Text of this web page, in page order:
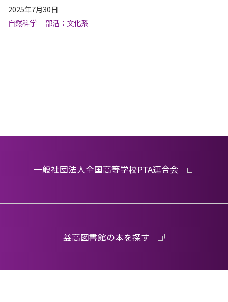
2025年7月30日
自然科学
部活：文化系
一般社団法人全国高等学校PTA連合会
益高図書館の本を探す